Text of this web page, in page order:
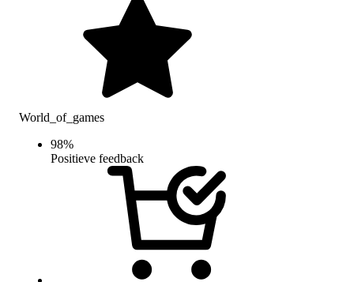
World_of_games
98%
Positieve feedback